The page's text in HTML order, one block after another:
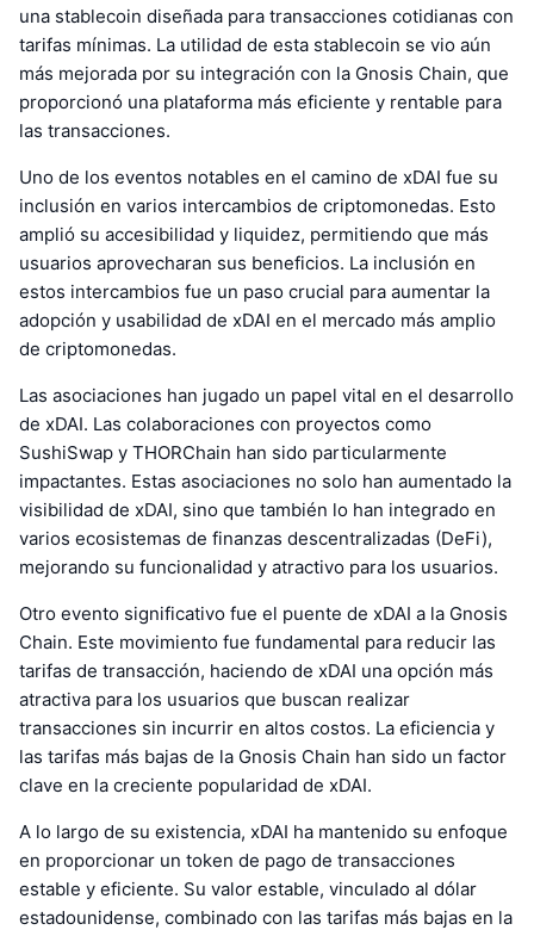
una stablecoin diseñada para transacciones cotidianas con
tarifas mínimas. La utilidad de esta stablecoin se vio aún
más mejorada por su integración con la Gnosis Chain, que
proporcionó una plataforma más eficiente y rentable para
las transacciones.
Uno de los eventos notables en el camino de xDAI fue su
inclusión en varios intercambios de criptomonedas. Esto
amplió su accesibilidad y liquidez, permitiendo que más
usuarios aprovecharan sus beneficios. La inclusión en
estos intercambios fue un paso crucial para aumentar la
adopción y usabilidad de xDAI en el mercado más amplio
de criptomonedas.
Las asociaciones han jugado un papel vital en el desarrollo
de xDAI. Las colaboraciones con proyectos como
SushiSwap y THORChain han sido particularmente
impactantes. Estas asociaciones no solo han aumentado la
visibilidad de xDAI, sino que también lo han integrado en
varios ecosistemas de finanzas descentralizadas (DeFi),
mejorando su funcionalidad y atractivo para los usuarios.
Otro evento significativo fue el puente de xDAI a la Gnosis
Chain. Este movimiento fue fundamental para reducir las
tarifas de transacción, haciendo de xDAI una opción más
atractiva para los usuarios que buscan realizar
transacciones sin incurrir en altos costos. La eficiencia y
las tarifas más bajas de la Gnosis Chain han sido un factor
clave en la creciente popularidad de xDAI.
A lo largo de su existencia, xDAI ha mantenido su enfoque
en proporcionar un token de pago de transacciones
estable y eficiente. Su valor estable, vinculado al dólar
estadounidense, combinado con las tarifas más bajas en la